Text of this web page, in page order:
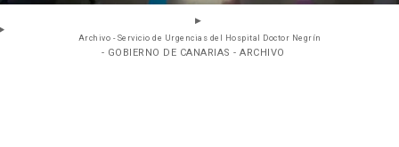
Archivo - Servicio de Urgencias del Hospital Doctor Negrín
- GOBIERNO DE CANARIAS - ARCHIVO